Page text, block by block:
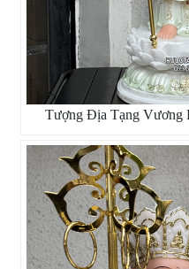
Tượng Địa Tạng Vương